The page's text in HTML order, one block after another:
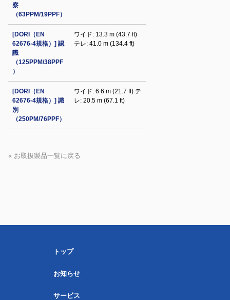
察
（63PPM/19PPF）
[DORI（EN
62676-4規格）] 認
識
（125PPM/38PPF
）
ワイド: 13.3 m (43.7 ft)
テレ: 41.0 m (134.4 ft)
[DORI（EN
62676-4規格）] 識
別
（250PM/76PPF）
ワイド: 6.6 m (21.7 ft) テ
レ: 20.5 m (67.1 ft)
« お取扱製品一覧に戻る
トップ
お知らせ
サービス